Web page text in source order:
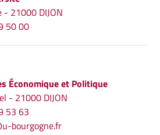
- 21000 DIJON
50 00
Économique et Politique
- 21000 DIJON
53 63
bourgogne.fr